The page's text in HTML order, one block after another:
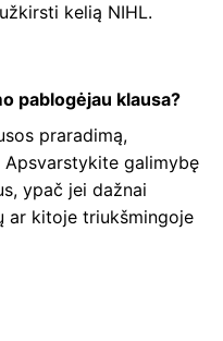
kelią NIHL.
pablogėjau klausa?
praradimą,
galimybę
ypač jei dažnai
ar kitoje triukšmingoje